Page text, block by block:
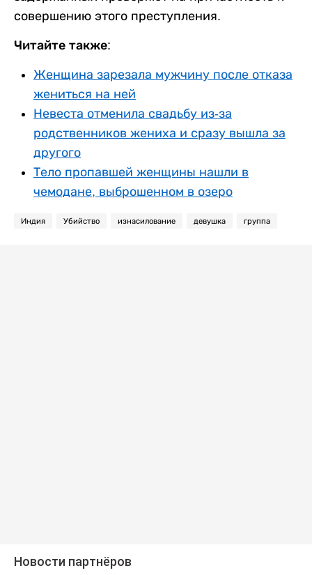
совершению этого преступления.
Читайте также:
Женщина зарезала мужчину после отказа
жениться на ней
Невеста отменила свадьбу из-за
родственников жениха и сразу вышла за
другого
Тело пропавшей женщины нашли в
чемодане, выброшенном в озеро
Индия Убийство изнасилование девушка группа